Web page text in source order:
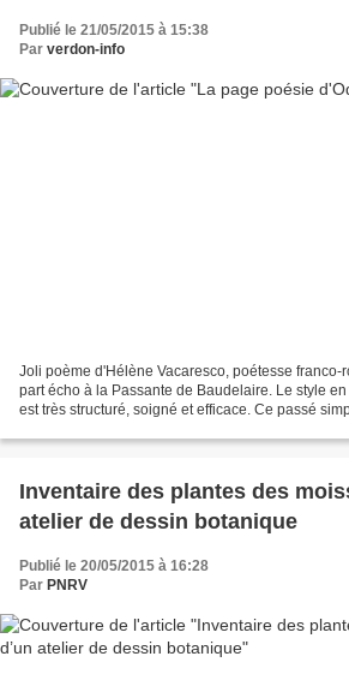
Publié le 21/05/2015 à 15:38
Par verdon-info
Joli poème d'Hélène Vacaresco, poétesse franco-
part écho à la Passante de Baudelaire. Le style
est très structuré, soigné et efficace. Ce passé
Inventaire des plantes des moissons
atelier de dessin botanique
Publié le 20/05/2015 à 16:28
Par PNRV